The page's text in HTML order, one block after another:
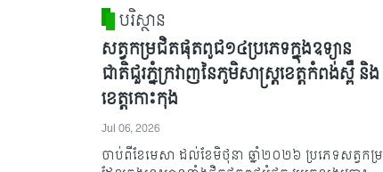
បរិស្ថាន
សត្វកម្រជិតផុតពូជ១៤ប្រភេទក្នុងឧទ្យាន
ជាតិជួរភ្នំក្រវាញនៃភូមិសាស្ត្រខេត្តកំពង់ស្ពឺ និង
ខេត្តកោះកុង
Jul 06, 2026
ចាប់ពីខែមេសា ដល់ខែមិថុនា ឆ្នាំ២០២៦ ប្រភេទសត្វកម្រ